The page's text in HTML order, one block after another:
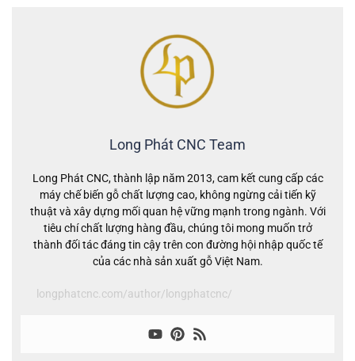
Long Phát CNC Team
Long Phát CNC, thành lập năm 2013, cam kết cung cấp các
máy chế biến gỗ chất lượng cao, không ngừng cải tiến kỹ
thuật và xây dựng mối quan hệ vững mạnh trong ngành. Với
tiêu chí chất lượng hàng đầu, chúng tôi mong muốn trở
thành đối tác đáng tin cậy trên con đường hội nhập quốc tế
của các nhà sản xuất gỗ Việt Nam.
longphatcnc.com/author/longphatcnc/